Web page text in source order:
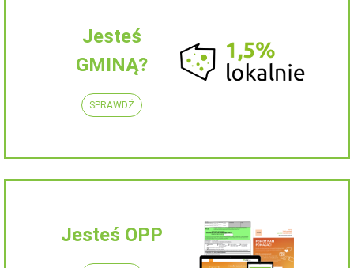
Jesteś
GMINĄ?
SPRAWDŹ
Jesteś OPP